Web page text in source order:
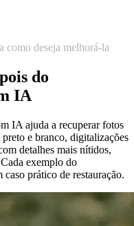
como deseja melhorá-la
do
IA
IA ajuda a recuperar fotos
e branco, digitalizações
detalhes mais nítidos,
exemplo do
prático de restauração.